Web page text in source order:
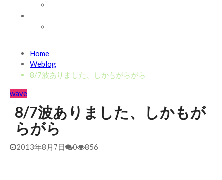
2026/7/28 御前崎方面 よれ入ったダンパー多め
年7月28日
2026/5/25 御前崎方面 カレント強くブレイク続かず
2026年5月25日
2026/5/13 静波 ダンパー中心
Home
Weblog
8/7波ありました、しかもがらがら
wave
8/7波ありました、しかもが
らがら
2013年8月7日 0 856